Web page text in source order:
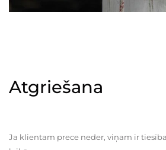
Atgriešana
Ja klientam prece neder, viņam ir